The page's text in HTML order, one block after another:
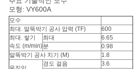
인
정
보
모형: VY600A
모수
최대. 말뚝박기 공사 압력 (TF)
600
최대. 쌓기
속도 (m/min)
최대
6.65
분
0.98
말뚝박기 공사 치기 (M)
1.8
경도 걸음
3.6